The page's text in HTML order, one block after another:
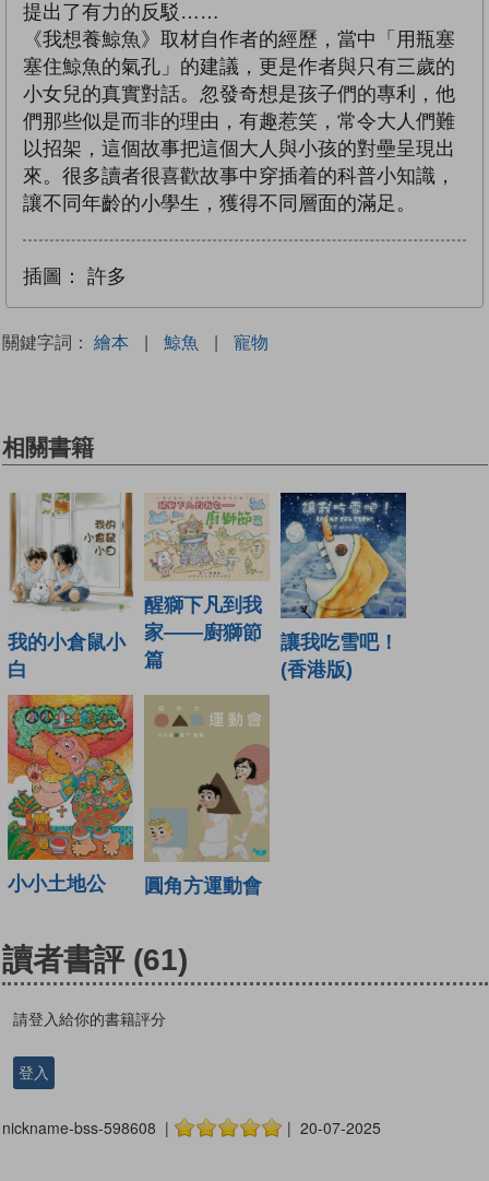
提出了有力的反駁……
《我想養鯨魚》取材自作者的經歷，當中「用瓶塞
塞住鯨魚的氣孔」的建議，更是作者與只有三歲的
小女兒的真實對話。忽發奇想是孩子們的專利，他
們那些似是而非的理由，有趣惹笑，常令大人們難
以招架，這個故事把這個大人與小孩的對壘呈現出
來。很多讀者很喜歡故事中穿插着的科普小知識，
讓不同年齡的小學生，獲得不同層面的滿足。
插圖： 許多
關鍵字詞： 繪本 | 鯨魚 | 寵物
相關書籍
我的小倉鼠小
白
醒獅下凡到我
家——廚獅節
篇
讓我吃雪吧！
(香港版)
小小土地公 圓角方運動會
讀者書評 (61)
請登入給你的書籍評分
登入
nickname-bss-598608 | | 20-07-2025